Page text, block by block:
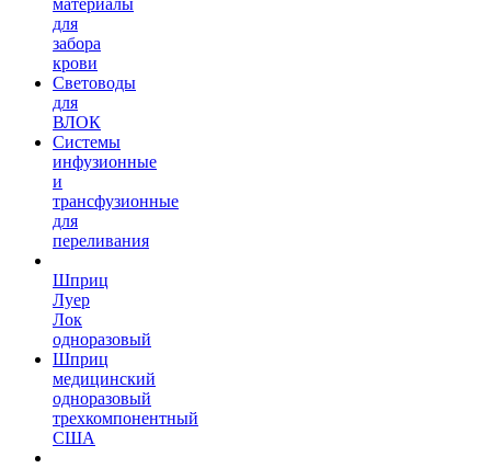
для
забора
крови
Световоды
для
ВЛОК
Системы
инфузионные
и
трансфузионные
для
переливания
Шприц
Луер
Лок
одноразовый
Шприц
медицинский
одноразовый
трехкомпонентный
США